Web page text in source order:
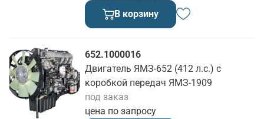
В корзину
652.1000016
Двигатель ЯМЗ-652 (412 л.с.) с
коробкой передач ЯМЗ-1909
цена по запросу
под заказ